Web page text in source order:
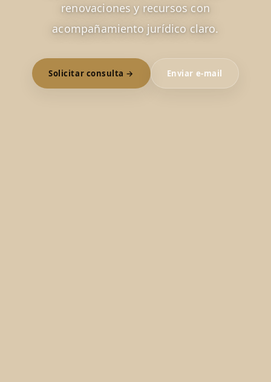
renovaciones y recursos con
acompañamiento jurídico claro.
Solicitar consulta → Enviar e-mail